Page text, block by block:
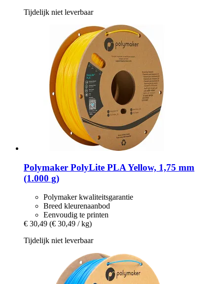
Tijdelijk niet leverbaar
Polymaker PolyLite PLA Yellow, 1,75 mm
(1.000 g)
Polymaker kwaliteitsgarantie
Breed kleurenaanbod
Eenvoudig te printen
€ 30,49 (€ 30,49 / kg)
Tijdelijk niet leverbaar